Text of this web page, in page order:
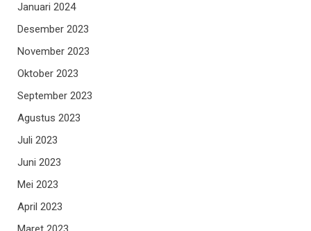
Januari 2024
Desember 2023
November 2023
Oktober 2023
September 2023
Agustus 2023
Juli 2023
Juni 2023
Mei 2023
April 2023